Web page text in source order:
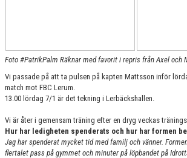
Foto #PatrikPalm Räknar med favorit i repris från Axel och
Vi passade på att ta pulsen på kapten Mattsson inför
match mot FBC Lerum.
13.00 lördag 7/1 är det tekning i Lerbäckshallen.
Vi är åter i gemensam träning efter en dryg veckas
Hur har ledigheten spenderats och hur har formen
Jag har spenderat mycket tid med familj och vänner.
flertalet pass på gymmet och minuter på löpbandet på